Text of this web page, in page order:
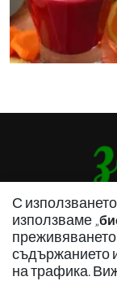
С
използваме „
съдържанието
на трафика.